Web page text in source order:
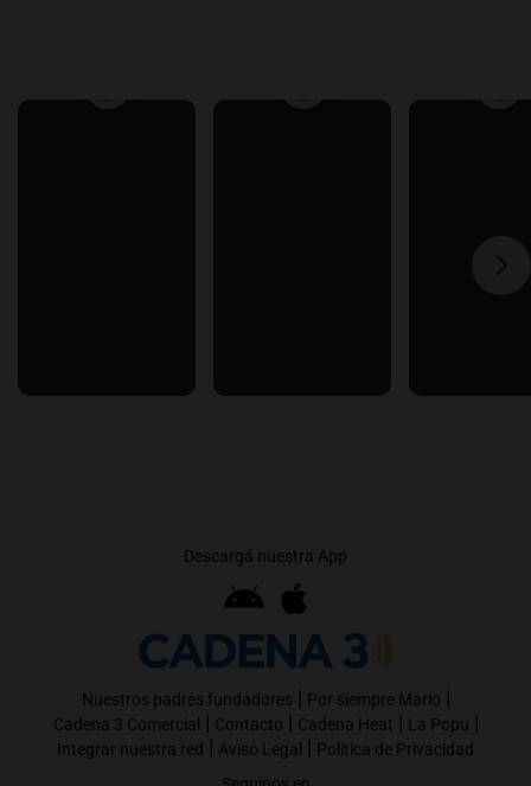
Descargá nuestra App
Nuestros padres fundadores | Por siempre Mario |
Cadena 3 Comercial | Contacto | Cadena Heat | La Popu |
Integrar nuestra red | Aviso Legal | Política de Privacidad